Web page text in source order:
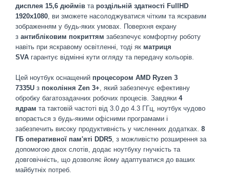
дисплея 15,6 дюймів та роздільній здатності FullHD
1920x1080, ви зможете насолоджуватися чітким та яскравим
зображенням у будь-яких умовах. Поверхня екрану
з антибліковим покриттям забезпечує комфортну роботу
навіть при яскравому освітленні, тоді як матриця
SVA гарантує відмінні кути огляду та передачу кольорів.
Цей ноутбук оснащений процесором AMD Ryzen 3
7335U з покоління Zen 3+, який забезпечує ефективну
обробку багатозадачних робочих процесів. Завдяки 4
ядрам та тактовій частоті від 3.0 до 4.3 ГГц, ноутбук чудово
впорається з будь-якими офісними програмами і
забезпечить високу продуктивність у численних додатках. 8
ГБ оперативної пам'яті DDR5, з можливістю розширення за
допомогою двох слотів, додає ноутбуку гнучкість та
довговічність, що дозволяє йому адаптуватися до ваших
майбутніх потреб.